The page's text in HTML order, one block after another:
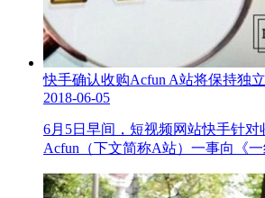
快手确认收购Acfun A站将保持独
2018-06-05
6月5日早间，短视频网站快手针
Acfun（下文简称A站）一事向《